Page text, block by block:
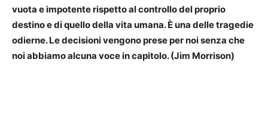
vuota e impotente rispetto al controllo del proprio
destino e di quello della vita umana. È una delle tragedie
odierne. Le decisioni vengono prese per noi senza che
noi abbiamo alcuna voce in capitolo. (Jim Morrison)